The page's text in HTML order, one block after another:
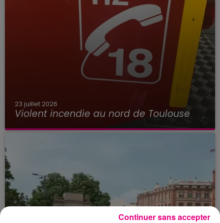
23 juillet 2026
Violent incendie au nord de Toulouse
Continuer sans accepter